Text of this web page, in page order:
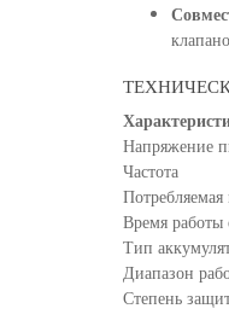
Напряжение
Частота
Время работы
Тип
Диапазон
Степень